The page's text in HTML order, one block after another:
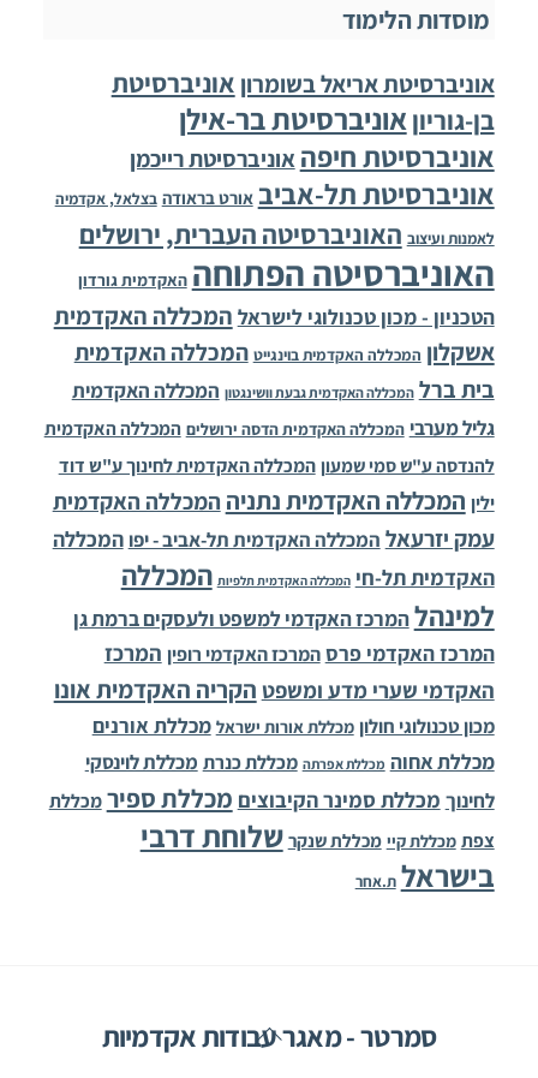
מוסדות הלימוד
אוניברסיטת אריאל בשומרון אוניברסיטת
בן-גוריוןאוניברסיטת בר-אילן
אוניברסיטת חיפה אוניברסיטת רייכמן
אוניברסיטת תל-אביב אורט בראודה בצלאל, אקדמיה
לאמנות ועיצוב האוניברסיטה העברית, ירושלים
האוניברסיטה הפתוחה האקדמית גורדון
הטכניון - מכון טכנולוגי לישראל המכללה האקדמית
אשקלון המכללה האקדמית בוינגייט המכללה האקדמית
בית ברל המכללה האקדמית גבעת וושינגטון המכללה האקדמית
גליל מערבי המכללה האקדמית הדסה ירושלים המכללה האקדמית
להנדסה ע"ש סמי שמעון המכללה האקדמית לחינוך ע"ש דוד
ילין המכללה האקדמית נתניה המכללה האקדמית
עמק יזרעאל המכללה האקדמית תל-אביב - יפו המכללה
האקדמית תל-חי המכללה האקדמית תלפיות המכללה
למינהלהמרכז האקדמי למשפט ולעסקים ברמת גן
המרכז האקדמי פרס המרכז האקדמי רופין המרכז
האקדמי שערי מדע ומשפט הקריה האקדמית אונו
מכון טכנולוגי חולון מכללת אורות ישראל מכללת אורנים
מכללת אחוה מכללת אפרתה מכללת כנרת מכללת לוינסקי
לחינוך מכללת סמינר הקיבוצים מכללת ספיר מכללת
צפת מכללת קיי מכללת שנקר שלוחת דרבי
בישראל ת.אחר
Back
סמרטר - מאגר עבודות אקדמיות